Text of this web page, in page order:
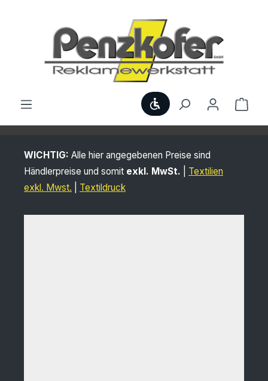
Werkzeugleiste
WICHTIG: Alle hier angegebenen Preise sind
Händlerpreise und somit exkl. MwSt.
Textilien
exkl. Mwst.
Textildruck